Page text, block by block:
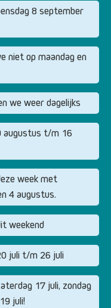
8 september
niet op maandag en
we weer dagelijks
augustus t/m 16
week met
4 augustus.
weekend
juli t/m 26 juli
17 juli, zondag
juli!